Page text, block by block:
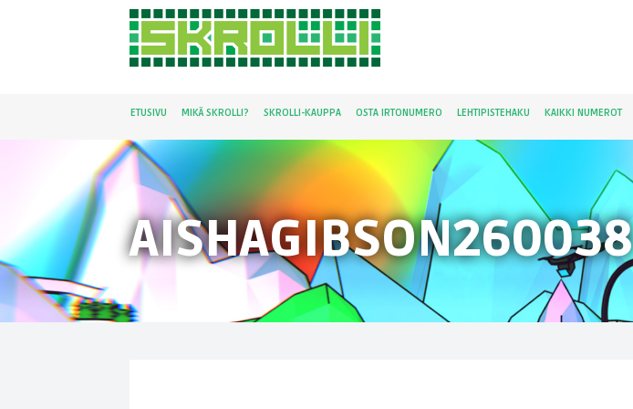
ETUSIVU MIKÄ SKROLLI? SKROLLI-KAUPPA OSTA IRTONUMERO LEHTIPISTEHAKU KAIKKI NUMEROT
AISHAGIBSON260038